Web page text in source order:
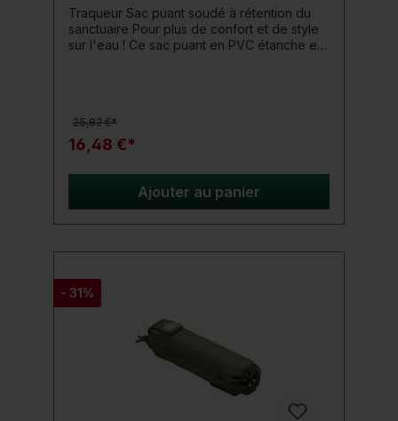
Traqueur Sac puant soudé à rétention du
sanctuaire Pour plus de confort et de style
sur l'eau ! Ce sac puant en PVC étanche et
odeurs à l'intérieur
25,82 €*
16,48 €*
Ajouter au panier
- 31%